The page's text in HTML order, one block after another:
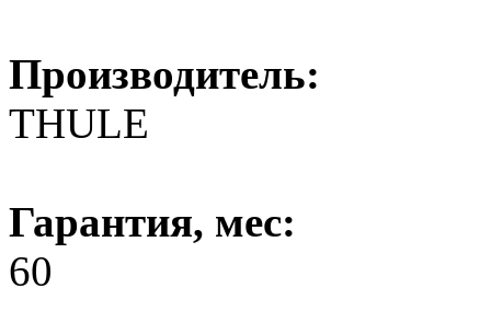
Производитель:
THULE
Гарантия, мес:
60